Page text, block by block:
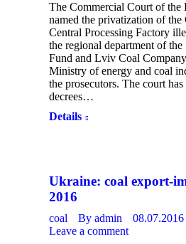
The Commercial Court of the
named the privatization of the
Central Processing Factory
the regional department of the
Fund and Lviv Coal
Ministry of energy and coal
the prosecutors. The court
decrees…
Details
Ukraine: coal export-
2016
coal By admin
08.07.2016
Leave a comment